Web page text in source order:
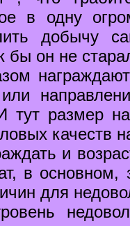
в одну
добычу
бы он не
или
размер
качеств
и
в
для